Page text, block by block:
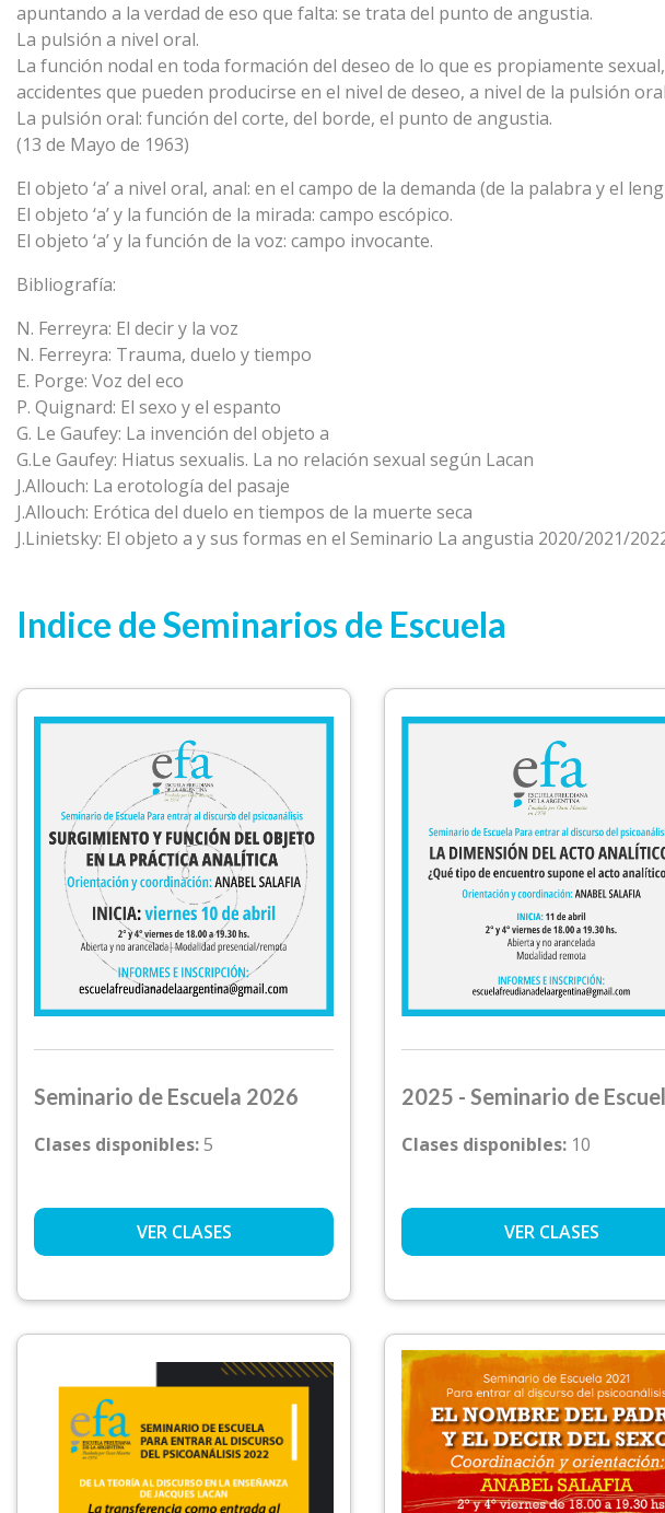
apuntando a la verdad de eso que falta: se trata del punto de angustia.
La pulsión a nivel oral.
La función nodal en toda formación del deseo de lo que es propiamente
accidentes que pueden producirse en el nivel de deseo, a nivel de la pulsión
La pulsión oral: función del corte, del borde, el punto de angustia.
(13 de Mayo de 1963)
El objeto ‘a’ a nivel oral, anal: en el campo de la demanda (de la palabra y el
El objeto ‘a’ y la función de la mirada: campo escópico.
El objeto ‘a’ y la función de la voz: campo invocante.
Bibliografía:
N. Ferreyra: El decir y la voz
N. Ferreyra: Trauma, duelo y tiempo
E. Porge: Voz del eco
P. Quignard: El sexo y el espanto
G. Le Gaufey: La invención del objeto a
G.Le Gaufey: Hiatus sexualis. La no relación sexual según Lacan
J.Allouch: La erotología del pasaje
J.Allouch: Erótica del duelo en tiempos de la muerte seca
J.Linietsky: El objeto a y sus formas en el Seminario La angustia 2020/2021/
Indice de Seminarios de Escuela
Seminario de Escuela 2026
Clases disponibles:5
VER CLASES
2025 - Seminario de
Clases disponibles: 10
VER CLASES